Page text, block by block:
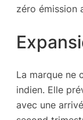
zéro émission
La marque ne
indien. Elle
avec une